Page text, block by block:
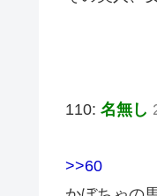
110: 名無し
>>60